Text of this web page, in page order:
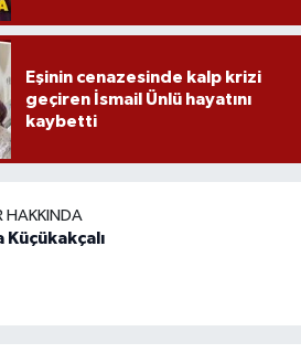
Eşinin cenazesinde kalp krizi
geçiren İsmail Ünlü hayatını
kaybetti
HAKKINDA
Küçükakçalı